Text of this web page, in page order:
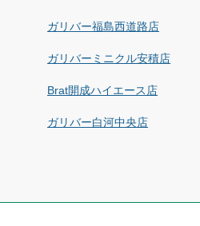
ガリバー福島西道路店
ガリバーミニクル安積店
Brat開成ハイエース店
ガリバー白河中央店